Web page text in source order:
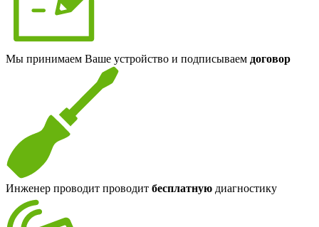
Мы принимаем Ваше устройство и подписываем договор
Инженер проводит проводит бесплатную диагностику